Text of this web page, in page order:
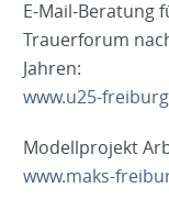
E-Mail-Beratung
Trauerforum
Jahren:
www.u25-
Modellprojekt
www.maks-